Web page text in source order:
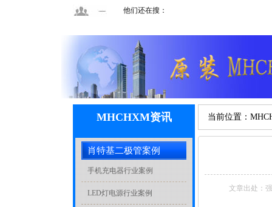
他们还在搜：
当前位置：
牌
文章出处：
MHCHXM资讯
肖特基二极管案例
手机充电器行业案例
LED灯电源行业案例